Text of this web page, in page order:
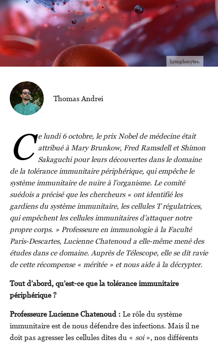
Lymphocytes.
Thomas Andrei
C e lundi 6 octobre, le prix Nobel de médecine était
attribué à Mary Brunkow, Fred Ramsdell et Shimon
Sakaguchi pour leurs découvertes dans le domaine
de la tolérance immunitaire périphérique, qui empêche le
système immunitaire de nuire à l’organisme. Le comité
suédois a précisé que les chercheurs « ont identifié les
gardiens du système immunitaire, les cellules T régulatrices,
qui empêchent les cellules immunitaires d’attaquer notre
propre corps. » Professeure en immunologie à la Faculté
Paris-Descartes, Lucienne Chatenoud a elle-même mené des
études dans ce domaine. Auprès de Télescope, elle se dit ravie
de cette récompense « méritée » et nous aide à la décrypter.
Tout d’abord, qu’est-ce que la tolérance immunitaire
périphérique ?
Professeure Lucienne Chatenoud : Le rôle du système
immunitaire est de nous défendre des infections. Mais il ne
doit pas agresser les cellules dîtes du « soi», nos différents